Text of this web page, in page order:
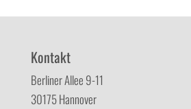
Kontakt
Berliner Allee 9-11
30175 Hannover